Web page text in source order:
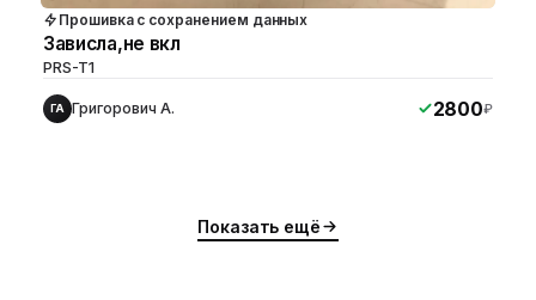
Прошивка с сохранением данных
Зависла,не вкл
PRS-T1
ГА Григорович А. 2800₽
Показать ещё